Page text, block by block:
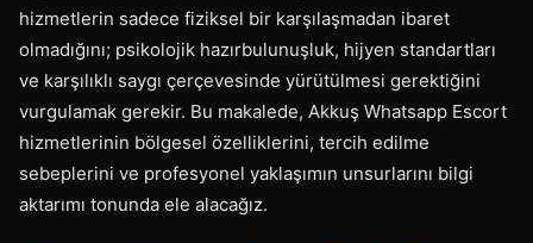
hizmetlerin sadece fiziksel bir karşılaşmadan ibaret
olmadığını; psikolojik hazırbulunuşluk, hijyen standartları
ve karşılıklı saygı çerçevesinde yürütülmesi gerektiğini
vurgulamak gerekir. Bu makalede, Akkuş Whatsapp Escort
hizmetlerinin bölgesel özelliklerini, tercih edilme
sebeplerini ve profesyonel yaklaşımın unsurlarını bilgi
aktarımı tonunda ele alacağız.